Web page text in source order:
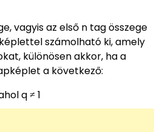
vagyis az első n tag összege
számolható ki, amely
különösen akkor, ha a
a következő:
q ≠ 1